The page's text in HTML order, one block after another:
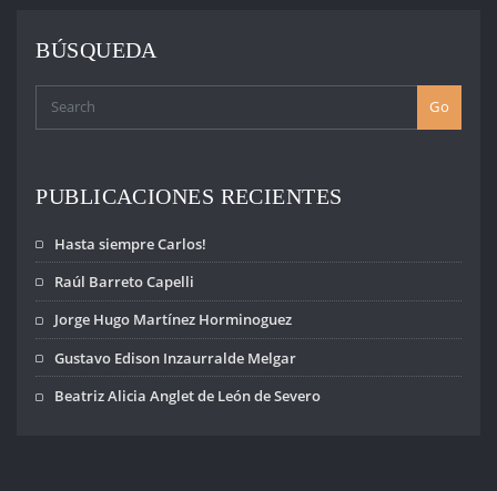
BÚSQUEDA
Go
PUBLICACIONES RECIENTES
Hasta siempre Carlos!
Raúl Barreto Capelli
Jorge Hugo Martínez Horminoguez
Gustavo Edison Inzaurralde Melgar
Beatriz Alicia Anglet de León de Severo